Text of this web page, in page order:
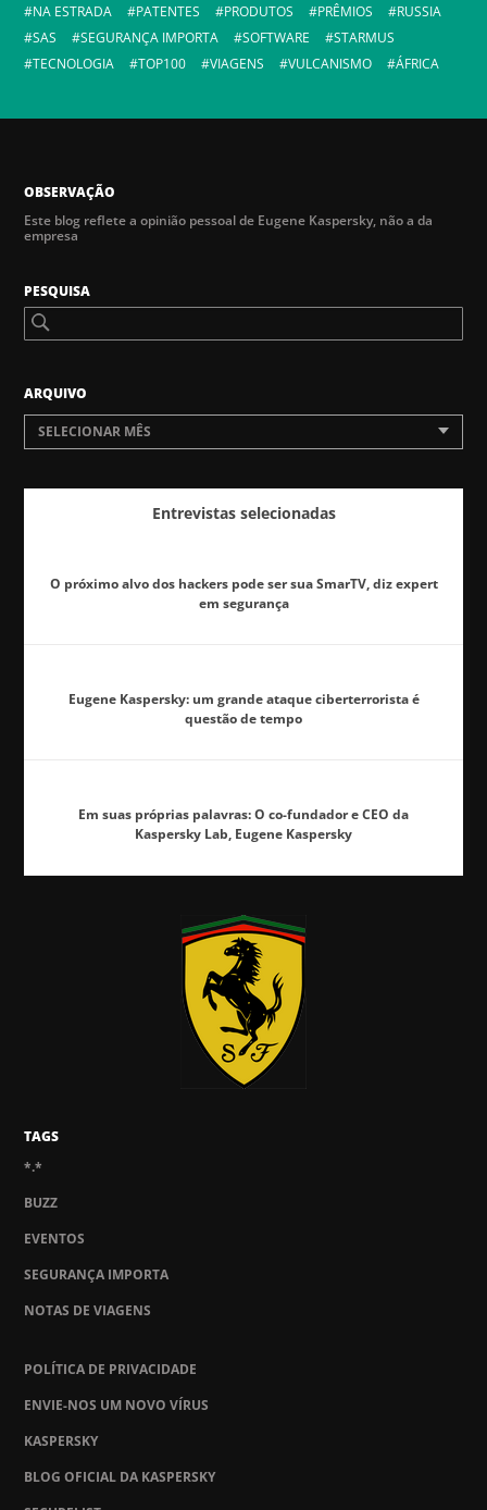
NA ESTRADA
PATENTES PRODUTOS PRÊMIOS
RUSSIA
SAS
SEGURANÇA IMPORTA SOFTWARE
STARMUS
TECNOLOGIA
TOP100 VIAGENS VULCANISMO ÁFRICA
OBSERVAÇÃO
Este blog reflete a opinião pessoal de Eugene Kaspersky, não a da
empresa
PESQUISA
ARQUIVO
SELECIONAR MÊS
Entrevistas selecionadas
O próximo alvo dos hackers pode ser sua SmarTV, diz expert
em segurança
Eugene Kaspersky: um grande ataque ciberterrorista é
questão de tempo
Em suas próprias palavras: O co-fundador e CEO da
Kaspersky Lab, Eugene Kaspersky
TAGS
*.*
BUZZ
EVENTOS
SEGURANÇA IMPORTA
NOTAS DE VIAGENS
POLÍTICA DE PRIVACIDADE
ENVIE-NOS UM NOVO VÍRUS
KASPERSKY
BLOG OFICIAL DA KASPERSKY